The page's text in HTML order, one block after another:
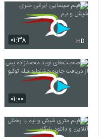
۰۱:۳۸ HD
۰۱:۰۰